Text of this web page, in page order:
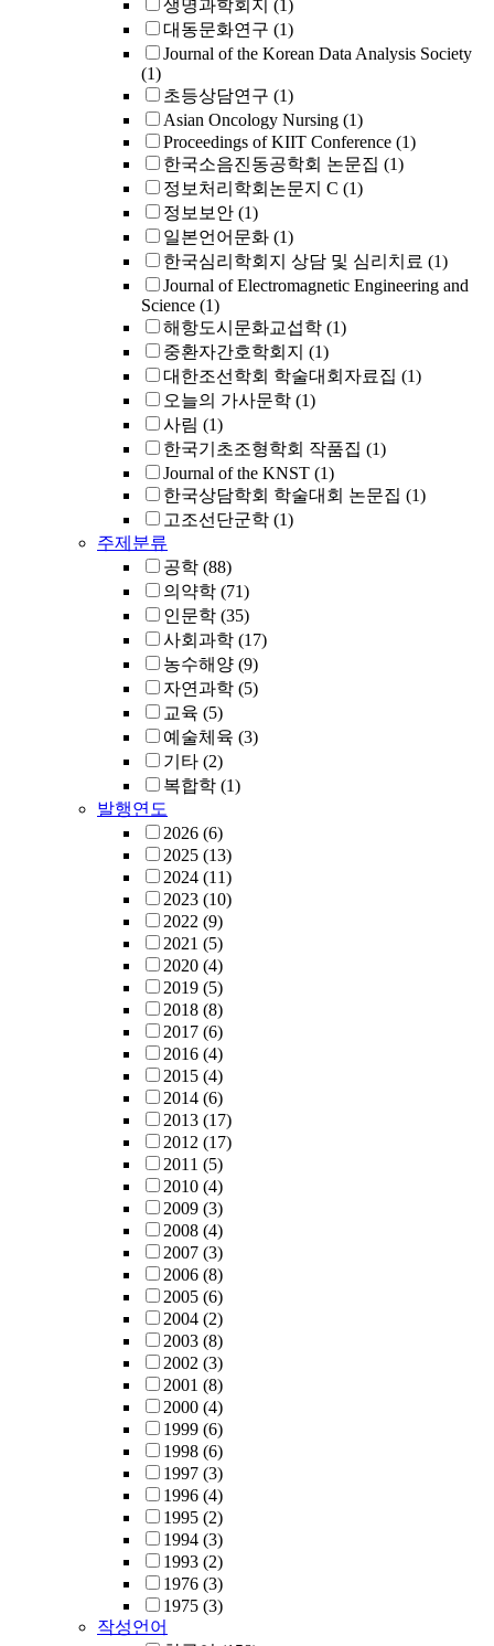
생명과학회지 (1)
대동문화연구 (1)
Journal of the Korean Data Analysis Society
(1)
초등상담연구 (1)
Asian Oncology Nursing (1)
Proceedings of KIIT Conference (1)
한국소음진동공학회 논문집 (1)
정보처리학회논문지 C (1)
정보보안 (1)
일본언어문화 (1)
한국심리학회지 상담 및 심리치료 (1)
Journal of Electromagnetic Engineering and
Science (1)
해항도시문화교섭학 (1)
중환자간호학회지 (1)
대한조선학회 학술대회자료집 (1)
오늘의 가사문학 (1)
사림 (1)
한국기초조형학회 작품집 (1)
Journal of the KNST (1)
한국상담학회 학술대회 논문집 (1)
고조선단군학 (1)
주제분류
공학 (88)
의약학 (71)
인문학 (35)
사회과학 (17)
농수해양 (9)
자연과학 (5)
교육 (5)
예술체육 (3)
기타 (2)
복합학 (1)
발행연도
2026 (6)
2025 (13)
2024 (11)
2023 (10)
2022 (9)
2021 (5)
2020 (4)
2019 (5)
2018 (8)
2017 (6)
2016 (4)
2015 (4)
2014 (6)
2013 (17)
2012 (17)
2011 (5)
2010 (4)
2009 (3)
2008 (4)
2007 (3)
2006 (8)
2005 (6)
2004 (2)
2003 (8)
2002 (3)
2001 (8)
2000 (4)
1999 (6)
1998 (6)
1997 (3)
1996 (4)
1995 (2)
1994 (3)
1993 (2)
1976 (3)
1975 (3)
작성언어